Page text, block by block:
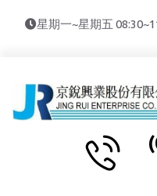
星期一~星期五